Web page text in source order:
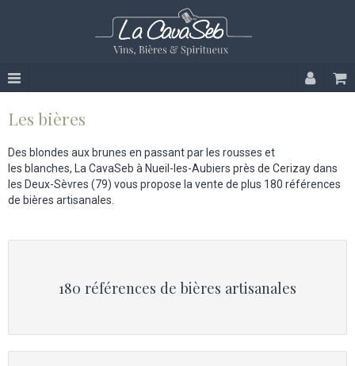
Les bières
Des blondes aux brunes en passant par les rousses et
les blanches, La CavaSeb à Nueil-les-Aubiers près de Cerizay dans
les Deux-Sèvres (79) vous propose la vente de plus 180 références
de bières artisanales.
180 références de bières artisanales